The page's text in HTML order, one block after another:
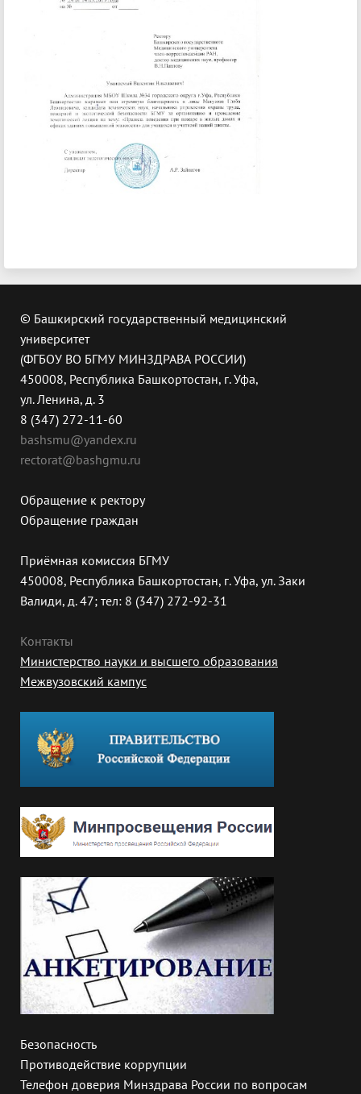
© Башкирский государственный медицинский
университет
(ФГБОУ ВО БГМУ МИНЗДРАВА РОССИИ)
450008, Республика Башкортостан, г. Уфа,
ул. Ленина, д. 3
8 (347) 272-11-60
bashsmu@yandex.ru
rectorat@bashgmu.ru
Обращение к ректору
Обращение граждан
Приёмная комиссия БГМУ
450008, Республика Башкортостан, г. Уфа, ул. Заки
Валиди, д. 47; тел: 8 (347) 272-92-31
Контакты
Министерство науки и высшего образования
Межвузовский кампус
Безопасность
Противодействие коррупции
Телефон доверия Минздрава России по вопросам